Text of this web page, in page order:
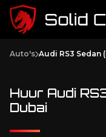
Auto's Audi RS3 Sedan
Huur Audi
Dubai